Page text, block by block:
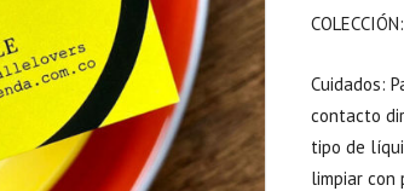
Cuidados:
contacto
tipo de
limpiar con